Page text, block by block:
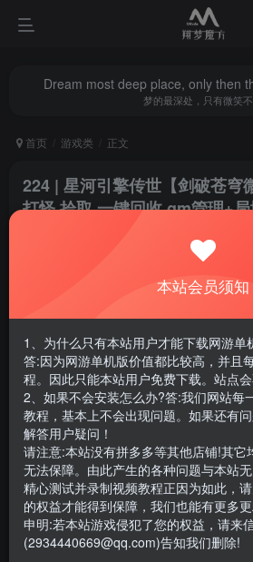
Dream most deep place, only then
梦的最深处，只有微笑
首页 游戏类 正文
224 | 星河引擎传世【剑破苍穹
打怪,拾取,一键回收,gm管理+
游戏大小：25G左右 可以自己下
支持系统：win7/10/11 64位系统
配套：游戏本体+视频教程（工具
为方便大家学习，特意录制了详
本站会员须知
1、为什么只有本站用户才能下载网游单
答:因为网游单机版价值都比较高，并且
程。因此只能本站用户免费下载。站点
2、如果不会安装怎么办?答:我们网站每
教程，基本上不会出现问题。如果还有
解答用户疑问！
请注意:本站没有拼多多等其他店铺!其它
无法保障。由此产生的各种问题与本站
精心测试并录制视频教程正因为如此，
的权益才能得到保障，我们也能有更多
申明:若本站游戏侵犯了您的权益，请来
(2934440669@qq.com)告知我们删除!